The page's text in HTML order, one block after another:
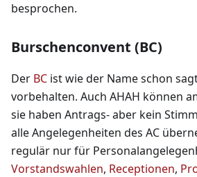
besprochen.
Burschenconvent (BC)
Der BC ist wie der Name schon
vorbehalten. Auch AHAH können
sie haben Antrags- aber kein
alle Angelegenheiten des AC
regulär nur für
Vorstandswahlen, Receptionen,